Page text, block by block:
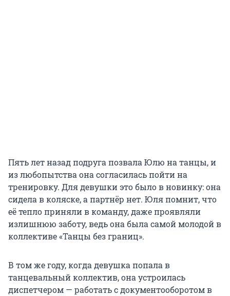
Пять лет назад подруга позвала Юлю на танцы, и
из любопытства она согласилась пойти на
тренировку. Для девушки это было в новинку: она
сидела в коляске, а партнёр нет. Юля помнит, что
её тепло приняли в команду, даже проявляли
излишнюю заботу, ведь она была самой молодой в
коллективе «Танцы без границ».
В том же году, когда девушка попала в
танцевальный коллектив, она устроилась
диспетчером — работать с документооборотом в